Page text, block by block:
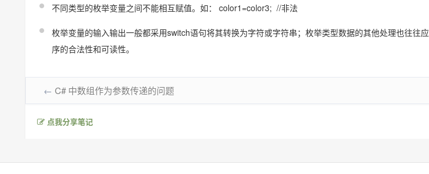
不同类型的枚举变量之间不能相互赋值。如： color1=color3; //非法
枚举变量的输入输出一般都采用switch语句将其转换为字符或字符串；枚举类型数据的其他处理也往往
序的合法性和可读性。
← C# 中数组作为参数传递的问题
点我分享笔记